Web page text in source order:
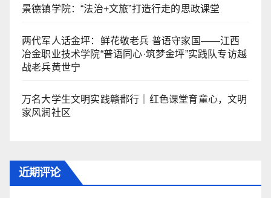
景德镇学院：“法治+文旅”打造行走的思政课堂
两代军人话金坪：鲜花敬老兵 普语守家国——江西
冶金职业技术学院“普语同心·筑梦金坪”实践队专访越
战老兵黄世宁
万名大学生文明实践赣鄱行｜红色课堂育童心，文明
家风润社区
近期评论